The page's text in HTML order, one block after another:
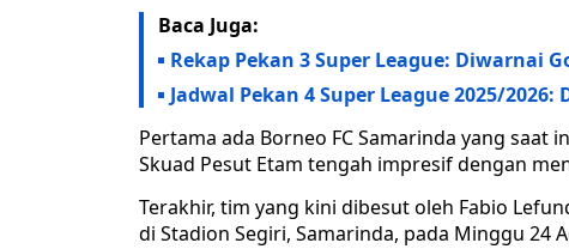
Baca Juga:
Rekap Pekan 3 Super League: Diwarnai
Jadwal Pekan 4 Super League 2025/
Pertama ada Borneo FC Samarinda yang
Skuad Pesut Etam tengah impresif dengan
Terakhir, tim yang kini dibesut oleh Fabio
di Stadion Segiri, Samarinda, pada Minggu 24